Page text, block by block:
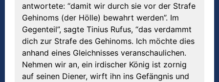
antwortete: “damit wir durch sie vor der Strafe
Gehinoms (der Hölle) bewahrt werden”. Im
Gegenteil”, sagte Tinius Rufus, “das verdammt
dich zur Strafe des Gehinoms. Ich möchte dies
anhand eines Gleichnisses veranschaulichen.
Nehmen wir an, ein irdischer König ist zornig
auf seinen Diener, wirft ihn ins Gefängnis und